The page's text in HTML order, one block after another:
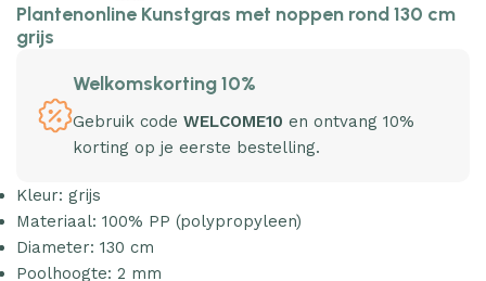
Plantenonline Kunstgras met noppen rond 130 cm
grijs
Welkomskorting 10%
Gebruik code WELCOME10 en ontvang 10%
korting op je eerste bestelling.
Kleur: grijs
Materiaal: 100% PP (polypropyleen)
Diameter: 130 cm
Poolhoogte: 2 mm